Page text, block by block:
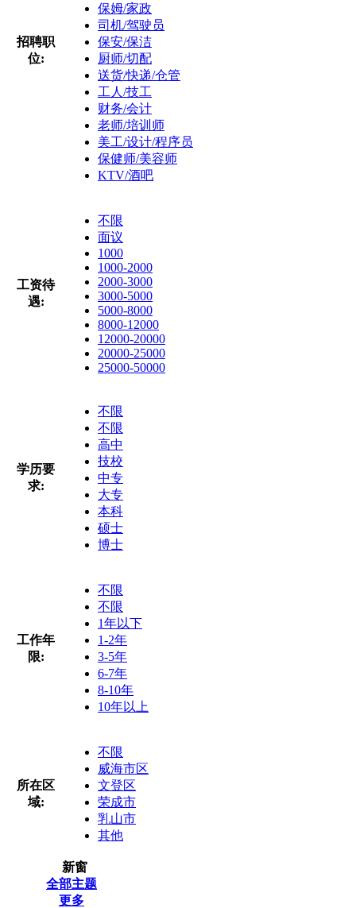
招聘职
位:
保姆/家政
司机/驾驶员
保安/保洁
厨师/切配
送货/快递/仓管
工人/技工
财务/会计
老师/培训师
美工/设计/程序员
保健师/美容师
KTV/酒吧
工资待
遇:
不限
面议
1000
1000-2000
2000-3000
3000-5000
5000-8000
8000-12000
12000-20000
20000-25000
25000-50000
学历要
求:
不限
不限
高中
技校
中专
大专
本科
硕士
博士
工作年
限:
不限
不限
1年以下
1-2年
3-5年
6-7年
8-10年
10年以上
所在区
域:
不限
威海市区
文登区
荣成市
乳山市
其他
新窗
全部主题
更多